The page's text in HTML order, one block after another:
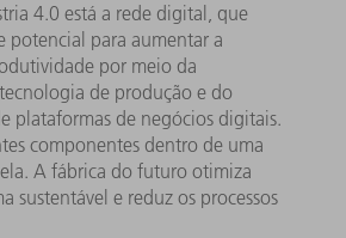
4.0 está a rede digital, que
potencial para aumentar a
por meio da
de produção e do
plataformas de negócios digitais.
componentes dentro de uma
A fábrica do futuro otimiza
sustentável e reduz os processos